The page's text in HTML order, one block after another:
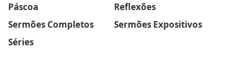
Páscoa
Reflexões
Sermões Completos
Sermões Expositivos
Séries